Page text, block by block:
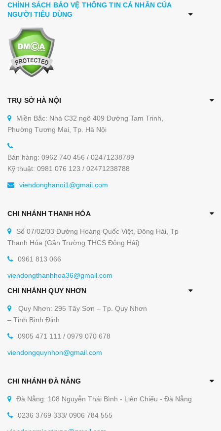
CHÍNH SÁCH BẢO VỆ THÔNG TIN CÁ NHÂN CỦA
NGƯỜI TIÊU DÙNG
TRỤ SỞ HÀ NỘI
Miền Bắc: Nhà C32 ngõ 409 Đường Tam Trinh,
Phường Tương Mai, Tp. Hà Nội
Bán hàng: 0962 740 456 / 02471238789
Kỹ thuật: 0981 076 123 / 02471238788
viendonghanoi1@gmail.com
CHI NHÁNH THANH HÓA
Số 07/02/03 Đường Hoàng Quốc Việt, Đông Hải, Tp
Thanh Hóa (Gần Trường THCS Đông Hải)
0961 813 066
viendongthanhhoa36@gmail.com
CHI NHÁNH QUY NHƠN
Quy Nhơn: 295 Tây Sơn – Tp. Quy Nhơn
– Tỉnh Bình Định
0905 471 111 / 0979 070 678
viendongquynhon@gmail.com
CHI NHÁNH ĐÀ NẴNG
Đà Nẵng: 108 Nguyễn Thái Bình - Liên Chiểu - Đà Nẵng
0236 3769 333/ 0906 784 555